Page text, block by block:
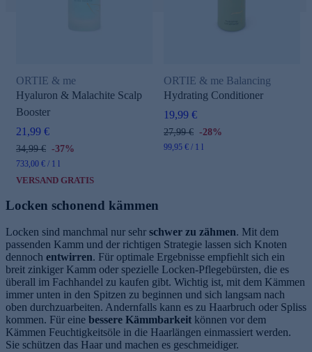
ORTIE & me
Hyaluron & Malachite Scalp
Booster
21,99 €
34,99 € -37%
733,00 € / 1 l
VERSAND GRATIS
ORTIE & me Balancing
Hydrating Conditioner
19,99 €
27,99 € -28%
99,95 € / 1 l
Locken schonend kämmen
Locken sind manchmal nur sehr schwer zu zähmen. Mit dem
passenden Kamm und der richtigen Strategie lassen sich Knoten
dennoch entwirren. Für optimale Ergebnisse empfiehlt sich ein
breit zinkiger Kamm oder spezielle Locken-Pflegebürsten, die es
überall im Fachhandel zu kaufen gibt. Wichtig ist, mit dem Kämmen
immer unten in den Spitzen zu beginnen und sich langsam nach
oben durchzuarbeiten. Andernfalls kann es zu Haarbruch oder Spliss
kommen. Für eine bessere Kämmbarkeit können vor dem
Kämmen Feuchtigkeitsöle in die Haarlängen einmassiert werden.
Sie schützen das Haar und machen es geschmeidiger.